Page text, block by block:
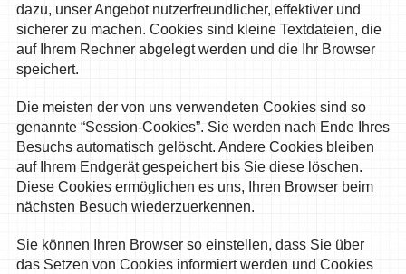
dazu, unser Angebot nutzerfreundlicher, effektiver und
sicherer zu machen. Cookies sind kleine Textdateien, die
auf Ihrem Rechner abgelegt werden und die Ihr Browser
speichert.
Die meisten der von uns verwendeten Cookies sind so
genannte “Session-Cookies”. Sie werden nach Ende Ihres
Besuchs automatisch gelöscht. Andere Cookies bleiben
auf Ihrem Endgerät gespeichert bis Sie diese löschen.
Diese Cookies ermöglichen es uns, Ihren Browser beim
nächsten Besuch wiederzuerkennen.
Sie können Ihren Browser so einstellen, dass Sie über
das Setzen von Cookies informiert werden und Cookies